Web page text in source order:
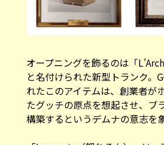
と名付けられた新型トランク。
れたこのアイテムは、創業者が
たグッチの原点を想起させ、ブ
構築するというデムナの意志を